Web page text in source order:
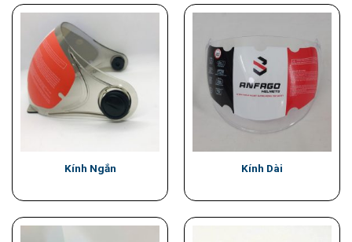
Kính Ngắn Kính Dài